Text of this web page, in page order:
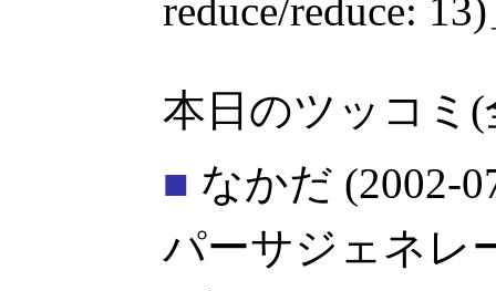
reduce/reduce:
本日のツッコミ(
■ なかだ (2002-
パーサジェネレ